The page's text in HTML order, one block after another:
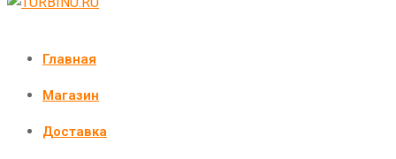
Главная
Магазин
Доставка